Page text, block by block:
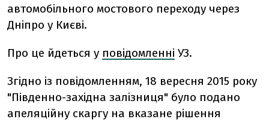
автомобільного мостового переходу через
Дніпро у Києві.
Про це йдеться у повідомленні УЗ.
Згідно із повідомленням, 18 вересня 2015 року
"Південно-західна залізниця" було подано
апеляційну скаргу на вказане рішення